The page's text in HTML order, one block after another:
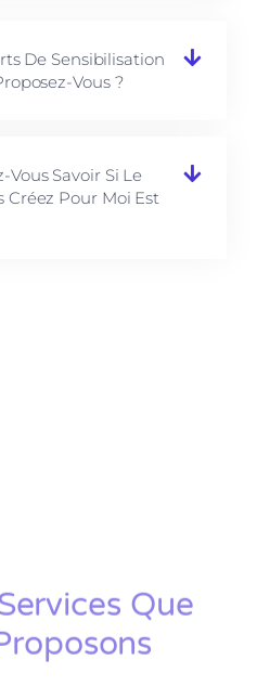
De Sensibilisation
Vous ?
Savoir Si Le
Créez Pour Moi Est
Que